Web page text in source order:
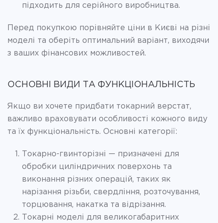
підходить для серійного виробництва.
Перед покупкою порівняйте ціни в Києві на різні
моделі та оберіть оптимальний варіант, виходячи
з ваших фінансових можливостей.
ОСНОВНІ ВИДИ ТА ФУНКЦІОНАЛЬНІСТЬ
Якщо ви хочете придбати токарний верстат,
важливо враховувати особливості кожного виду
та їх функціональність. Основні категорії:
Токарно-гвинторізні — призначені для
обробки циліндричних поверхонь та
виконання різних операцій, таких як
нарізання різьби, свердління, розточування,
торцювання, накатка та відрізання.
Токарні моделі для великогабаритних